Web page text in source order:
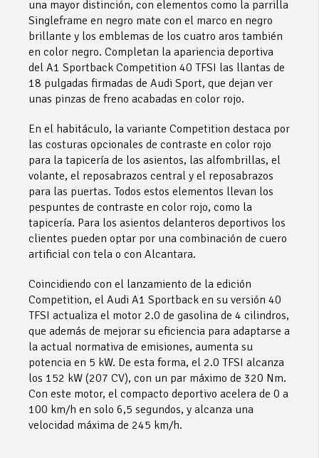
una mayor distinción, con elementos como la parrilla
Singleframe en negro mate con el marco en negro
brillante y los emblemas de los cuatro aros también
en color negro. Completan la apariencia deportiva
del A1 Sportback Competition 40 TFSI las llantas de
18 pulgadas firmadas de Audi Sport, que dejan ver
unas pinzas de freno acabadas en color rojo.
En el habitáculo, la variante Competition destaca por
las costuras opcionales de contraste en color rojo
para la tapicería de los asientos, las alfombrillas, el
volante, el reposabrazos central y el reposabrazos
para las puertas. Todos estos elementos llevan los
pespuntes de contraste en color rojo, como la
tapicería. Para los asientos delanteros deportivos los
clientes pueden optar por una combinación de cuero
artificial con tela o con Alcantara.
Coincidiendo con el lanzamiento de la edición
Competition, el Audi A1 Sportback en su versión 40
TFSI actualiza el motor 2.0 de gasolina de 4 cilindros,
que además de mejorar su eficiencia para adaptarse a
la actual normativa de emisiones, aumenta su
potencia en 5 kW. De esta forma, el 2.0 TFSI alcanza
los 152 kW (207 CV), con un par máximo de 320 Nm.
Con este motor, el compacto deportivo acelera de 0 a
100 km/h en solo 6,5 segundos, y alcanza una
velocidad máxima de 245 km/h.